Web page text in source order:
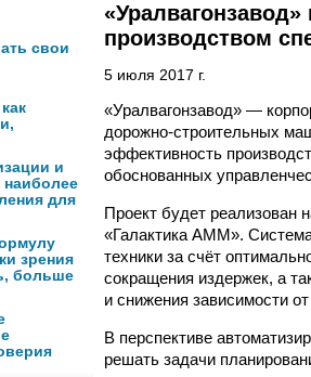
свои
и
для
зрения
больше
производством
5 июля 2017 г.
«Уралвагонзавод» —
дорожно-строительных
эффективность
обоснованных
Проект будет реализован
«Галактика АММ».
техники за счёт
сокращения издержек, а
и снижения зависимости
В перспективе
решать задачи